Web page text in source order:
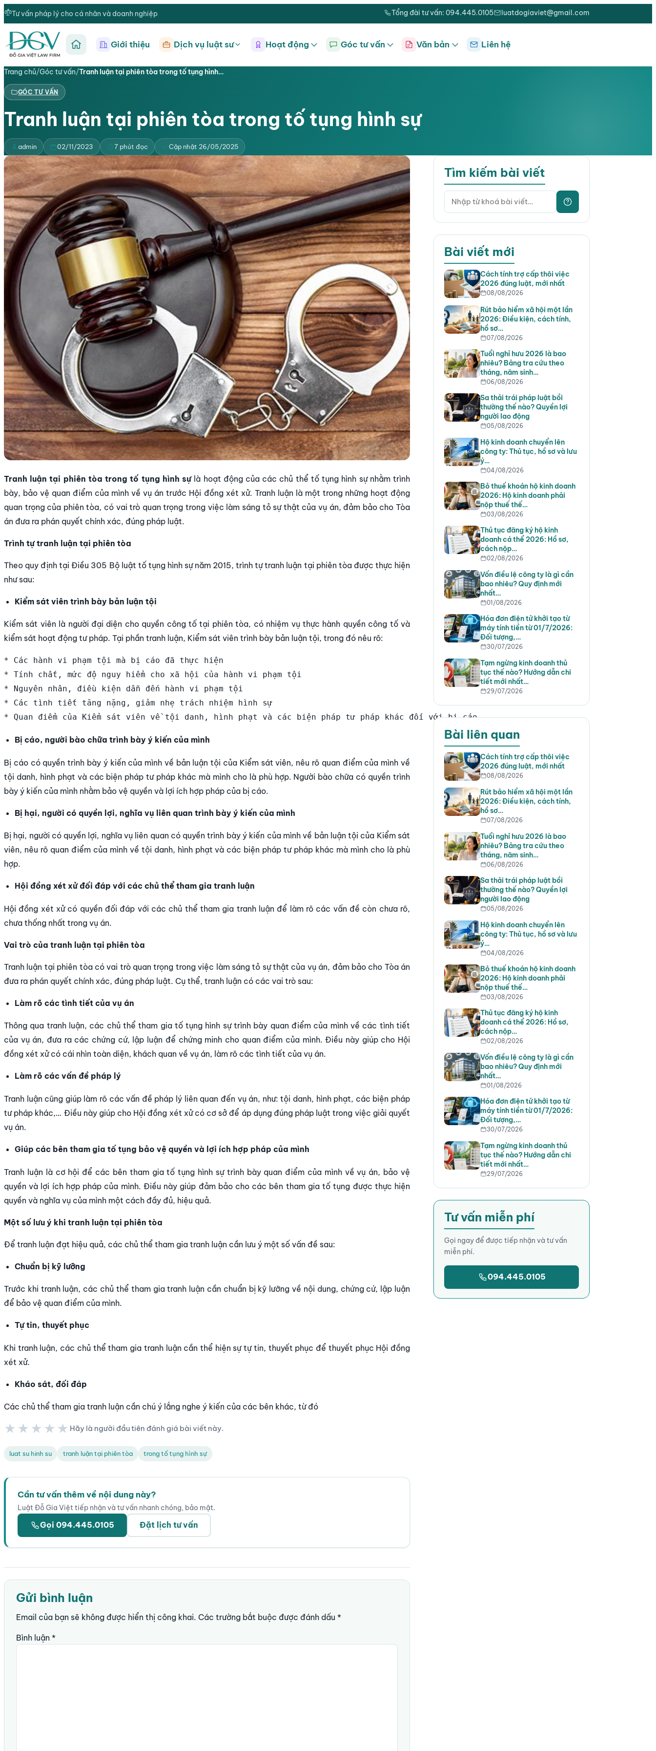
Tư vấn pháp lý cho cá nhân và doanh nghiệp Tổng đài tư vấn: 094.445.0105 luatdogiaviet@gmail.com
Trang chủ
Giới thiệu Dịch vụ luật sư Hoạt động Góc tư vấn Văn bản Liên hệ
Trang chủ/Góc tư vấn/Tranh luận tại phiên tòa trong tố tụng hình…
GÓC TƯ VẤN
Tranh luận tại phiên tòa trong tố tụng hình sự
admin 02/11/2023 7 phút đọc Cập nhật 26/05/2025
Tranh luận tại phiên tòa trong tố tụng hình sựlà hoạt động của các chủ thể tố tụng hình sự nhằm trình
bày, bảo vệ quan điểm của mình về vụ án trước Hội đồng xét xử. Tranh luận là một trong những hoạt động
quan trọng của phiên tòa, có vai trò quan trọng trong việc làm sáng tỏ sự thật của vụ án, đảm bảo cho Tòa
án đưa ra phán quyết chính xác, đúng pháp luật.
Trình tự tranh luận tại phiên tòa
Theo quy định tại Điều 305 Bộ luật tố tụng hình sự năm 2015, trình tự tranh luận tại phiên tòa được thực hiện
như sau:
Kiểm sát viên trình bày bản luận tội
Kiểm sát viên là người đại diện cho quyền công tố tại phiên tòa, có nhiệm vụ thực hành quyền công tố và
kiểm sát hoạt động tư pháp. Tại phần tranh luận, Kiểm sát viên trình bày bản luận tội, trong đó nêu rõ:
* Các hành vi phạm tội mà bị cáo đã thực hiện
* Tính chất, mức độ nguy hiểm cho xã hội của hành vi phạm tội
* Nguyên nhân, điều kiện dẫn đến hành vi phạm tội
* Các tình tiết tăng nặng, giảm nhẹ trách nhiệm hình sự
Bị cáo, người bào chữa trình bày ý kiến của mình
Bị cáo có quyền trình bày ý kiến của mình về bản luận tội của Kiểm sát viên, nêu rõ quan điểm của mình về
tội danh, hình phạt và các biện pháp tư pháp khác mà mình cho là phù hợp. Người bào chữa có quyền trình
bày ý kiến của mình nhằm bảo vệ quyền và lợi ích hợp pháp của bị cáo.
Bị hại, người có quyền lợi, nghĩa vụ liên quan trình bày ý kiến của mình
Bị hại, người có quyền lợi, nghĩa vụ liên quan có quyền trình bày ý kiến của mình về bản luận tội của Kiểm sát
viên, nêu rõ quan điểm của mình về tội danh, hình phạt và các biện pháp tư pháp khác mà mình cho là phù
hợp.
Hội đồng xét xử đối đáp với các chủ thể tham gia tranh luận
Hội đồng xét xử có quyền đối đáp với các chủ thể tham gia tranh luận để làm rõ các vấn đề còn chưa rõ,
chưa thống nhất trong vụ án.
Vai trò của tranh luận tại phiên tòa
Tranh luận tại phiên tòa có vai trò quan trọng trong việc làm sáng tỏ sự thật của vụ án, đảm bảo cho Tòa án
đưa ra phán quyết chính xác, đúng pháp luật. Cụ thể, tranh luận có các vai trò sau:
Làm rõ các tình tiết của vụ án
Thông qua tranh luận, các chủ thể tham gia tố tụng hình sự trình bày quan điểm của mình về các tình tiết
của vụ án, đưa ra các chứng cứ, lập luận để chứng minh cho quan điểm của mình. Điều này giúp cho Hội
đồng xét xử có cái nhìn toàn diện, khách quan về vụ án, làm rõ các tình tiết của vụ án.
Làm rõ các vấn đề pháp lý
Tranh luận cũng giúp làm rõ các vấn đề pháp lý liên quan đến vụ án, như: tội danh, hình phạt, các biện pháp
tư pháp khác,… Điều này giúp cho Hội đồng xét xử có cơ sở để áp dụng đúng pháp luật trong việc giải quyết
vụ án.
Giúp các bên tham gia tố tụng bảo vệ quyền và lợi ích hợp pháp của mình
Tranh luận là cơ hội để các bên tham gia tố tụng hình sự trình bày quan điểm của mình về vụ án, bảo vệ
quyền và lợi ích hợp pháp của mình. Điều này giúp đảm bảo cho các bên tham gia tố tụng được thực hiện
quyền và nghĩa vụ của mình một cách đầy đủ, hiệu quả.
Một số lưu ý khi tranh luận tại phiên tòa
Để tranh luận đạt hiệu quả, các chủ thể tham gia tranh luận cần lưu ý một số vấn đề sau:
Chuẩn bị kỹ lưỡng
Trước khi tranh luận, các chủ thể tham gia tranh luận cần chuẩn bị kỹ lưỡng về nội dung, chứng cứ, lập luận
để bảo vệ quan điểm của mình.
Tự tin, thuyết phục
Khi tranh luận, các chủ thể tham gia tranh luận cần thể hiện sự tự tin, thuyết phục để thuyết phục Hội đồng
xét xử.
Kháo sát, đối đáp
Các chủ thể tham gia tranh luận cần chú ý lắng nghe ý kiến của các bên khác, từ đó
★★★★★ Hãy là người đầu tiên đánh giá bài viết này.
luat su hinh su tranh luận tại phiên tòa trong tố tụng hình sự
Cần tư vấn thêm về nội dung này?
Luật Đỗ Gia Việt tiếp nhận và tư vấn nhanh chóng, bảo mật.
Gọi 094.445.0105 Đặt lịch tư vấn
Gửi bình luận
Email của bạn sẽ không được hiển thị công khai. Các trường bắt buộc được đánh dấu *
Bình luận *
Tìm kiếm bài viết
Bài viết mới
Cách tính trợ cấp thôi việc
2026 đúng luật, mới nhất
08/08/2026
Rút bảo hiểm xã hội một lần
2026: Điều kiện, cách tính,
hồ sơ…
07/08/2026
Tuổi nghỉ hưu 2026 là bao
nhiêu? Bảng tra cứu theo
tháng, năm sinh…
06/08/2026
Sa thải trái pháp luật bồi
thường thế nào? Quyền lợi
người lao động
05/08/2026
Hộ kinh doanh chuyển lên
công ty: Thủ tục, hồ sơ và lưu
ý…
04/08/2026
Bỏ thuế khoán hộ kinh doanh
2026: Hộ kinh doanh phải
nộp thuế thế…
03/08/2026
Thủ tục đăng ký hộ kinh
doanh cá thể 2026: Hồ sơ,
cách nộp…
02/08/2026
Vốn điều lệ công ty là gì cần
bao nhiêu? Quy định mới
nhất…
01/08/2026
Hóa đơn điện tử khởi tạo từ
máy tính tiền từ 01/7/2026:
Đối tượng,…
30/07/2026
Tạm ngừng kinh doanh thủ
tục thế nào? Hướng dẫn chi
tiết mới nhất…
29/07/2026
Bài liên quan
Cách tính trợ cấp thôi việc
2026 đúng luật, mới nhất
08/08/2026
Rút bảo hiểm xã hội một lần
2026: Điều kiện, cách tính,
hồ sơ…
07/08/2026
Tuổi nghỉ hưu 2026 là bao
nhiêu? Bảng tra cứu theo
tháng, năm sinh…
06/08/2026
Sa thải trái pháp luật bồi
thường thế nào? Quyền lợi
người lao động
05/08/2026
Hộ kinh doanh chuyển lên
công ty: Thủ tục, hồ sơ và lưu
ý…
04/08/2026
Bỏ thuế khoán hộ kinh doanh
2026: Hộ kinh doanh phải
nộp thuế thế…
03/08/2026
Thủ tục đăng ký hộ kinh
doanh cá thể 2026: Hồ sơ,
cách nộp…
02/08/2026
Vốn điều lệ công ty là gì cần
bao nhiêu? Quy định mới
nhất…
01/08/2026
Hóa đơn điện tử khởi tạo từ
máy tính tiền từ 01/7/2026:
Đối tượng,…
30/07/2026
Tạm ngừng kinh doanh thủ
tục thế nào? Hướng dẫn chi
tiết mới nhất…
29/07/2026
Tư vấn miễn phí
Gọi ngay để được tiếp nhận và tư vấn
miễn phí.
094.445.0105